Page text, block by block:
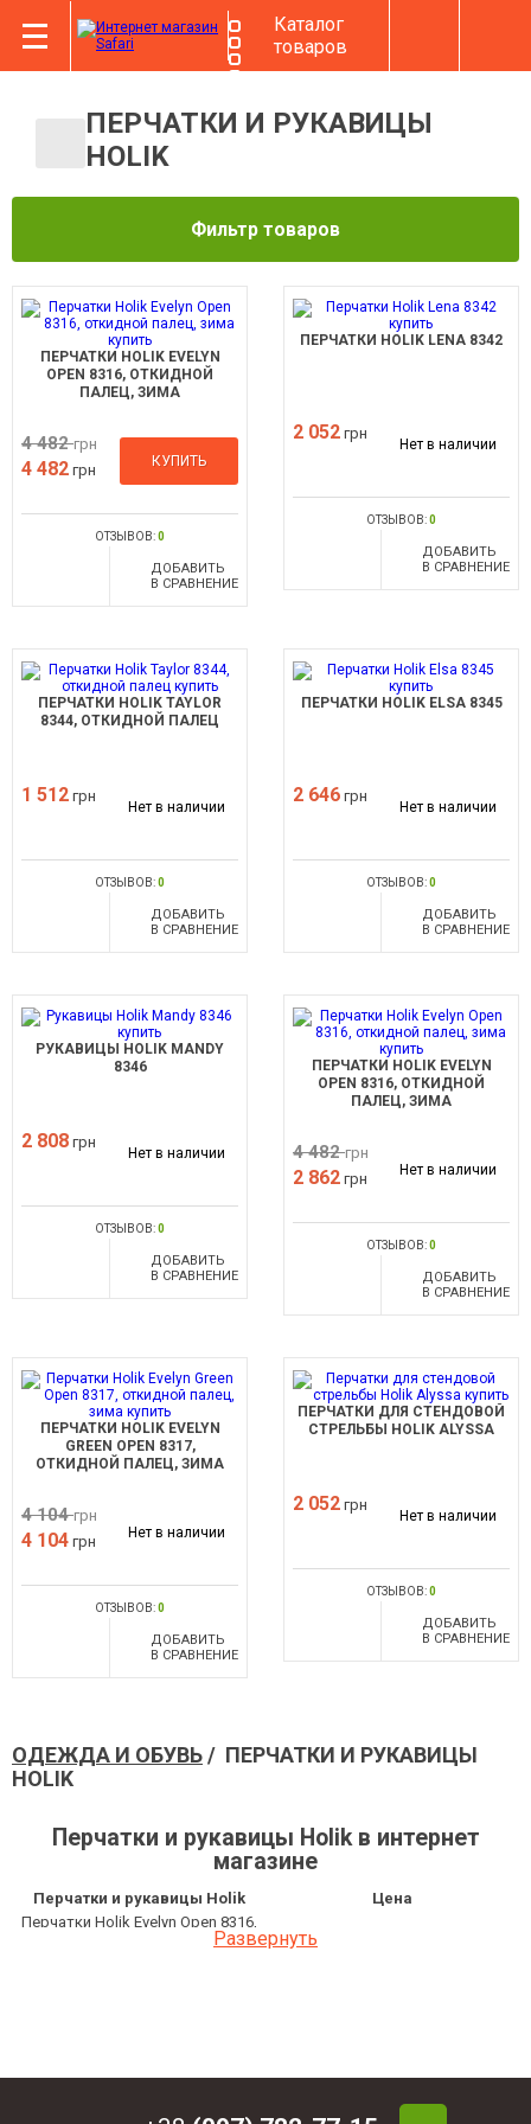
Каталог
товаров
ПЕРЧАТКИ И РУКАВИЦЫ
HOLIK
Фильтр товаров
ПЕРЧАТКИ HOLIK EVELYN
OPEN 8316, ОТКИДНОЙ
ПАЛЕЦ, ЗИМА
4 482грн
4 482 грн
КУПИТЬ
ОТЗЫВОВ:0
ДОБАВИТЬ
В СРАВНЕНИЕ
ПЕРЧАТКИ HOLIK LENA 8342
2 052 грн
Нет в наличии
ОТЗЫВОВ:0
ДОБАВИТЬ
В СРАВНЕНИЕ
ПЕРЧАТКИ HOLIK TAYLOR
8344, ОТКИДНОЙ ПАЛЕЦ
1 512 грн
Нет в наличии
ОТЗЫВОВ:0
ДОБАВИТЬ
В СРАВНЕНИЕ
ПЕРЧАТКИ HOLIK ELSA 8345
2 646 грн
Нет в наличии
ОТЗЫВОВ:0
ДОБАВИТЬ
В СРАВНЕНИЕ
РУКАВИЦЫ HOLIK MANDY
8346
2 808 грн
Нет в наличии
ОТЗЫВОВ:0
ДОБАВИТЬ
В СРАВНЕНИЕ
ПЕРЧАТКИ HOLIK EVELYN
OPEN 8316, ОТКИДНОЙ
ПАЛЕЦ, ЗИМА
4 482грн
2 862 грн
Нет в наличии
ОТЗЫВОВ:0
ДОБАВИТЬ
В СРАВНЕНИЕ
ПЕРЧАТКИ HOLIK EVELYN
GREEN OPEN 8317,
ОТКИДНОЙ ПАЛЕЦ, ЗИМА
4 104грн
4 104 грн
Нет в наличии
ОТЗЫВОВ:0
ДОБАВИТЬ
В СРАВНЕНИЕ
ПЕРЧАТКИ ДЛЯ СТЕНДОВОЙ
СТРЕЛЬБЫ HOLIK ALYSSA
2 052 грн
Нет в наличии
ОТЗЫВОВ:0
ДОБАВИТЬ
В СРАВНЕНИЕ
ОДЕЖДА И ОБУВЬ/ ПЕРЧАТКИ И РУКАВИЦЫ
HOLIK
Перчатки и рукавицы Holik в интернет
магазине
Перчатки и рукавицы Holik
Цена
Перчатки Holik Evelyn Open 8316,
откидной палец, зима
2 862 грн
Развернуть